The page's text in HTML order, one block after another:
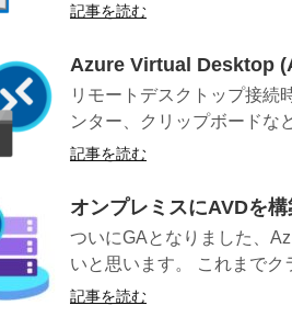
記事を読む
Azure Virtual Desktop
リモートデスクトップ接続
ンター、クリップボードな
記事を読む
オンプレミスにAVDを
ついにGAとなりました、
いと思います。 これまでク
記事を読む